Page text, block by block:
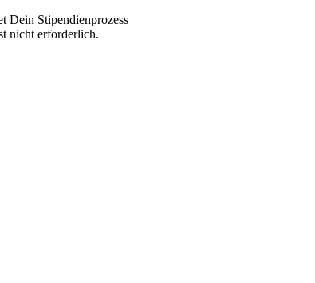
Dein Stipendienprozess
nicht erforderlich.